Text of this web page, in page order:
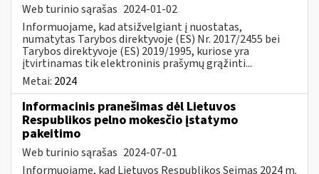
Web turinio sąrašas 2024-01-02
Informuojame, kad atsižvelgiant į nuostatas,
numatytas Tarybos direktyvoje (ES) Nr. 2017/2455 bei
Tarybos direktyvoje (ES) 2019/1995, kuriose yra
įtvirtinamas tik elektroninis prašymų grąžinti...
Metai: 2024
Informacinis pranešimas dėl Lietuvos
Respublikos pelno mokesčio įstatymo
pakeitimo
Web turinio sąrašas 2024-07-01
Informuojame, kad Lietuvos Respublikos Seimas 2024 m.